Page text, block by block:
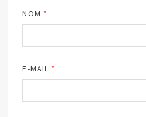
NOM *
E-MAIL *